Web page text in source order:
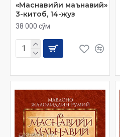
«Маснавийи маънавий»
3-китоб, 14-жуз
38 000 сўм